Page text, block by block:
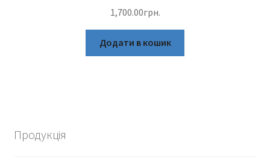
1,700.00грн.
Додати в кошик
Продукція